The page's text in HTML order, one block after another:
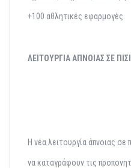
+100 αθλητικές εφαρμογές.
ΛΕΙΤΟΥΡΓΙΑ ΑΠΝΟΙΑΣ ΣΕ
Η νέα λειτουργία άπνοιας σε
να καταγράφουν τις